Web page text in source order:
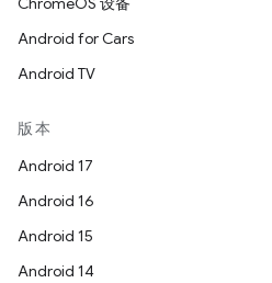
Android for Cars
Android TV
版本
Android 17
Android 16
Android 15
Android 14